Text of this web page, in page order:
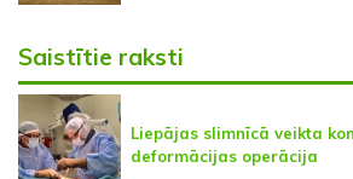
Saistītie raksti
Liepājas slimnīcā veikta
deformācijas operācija